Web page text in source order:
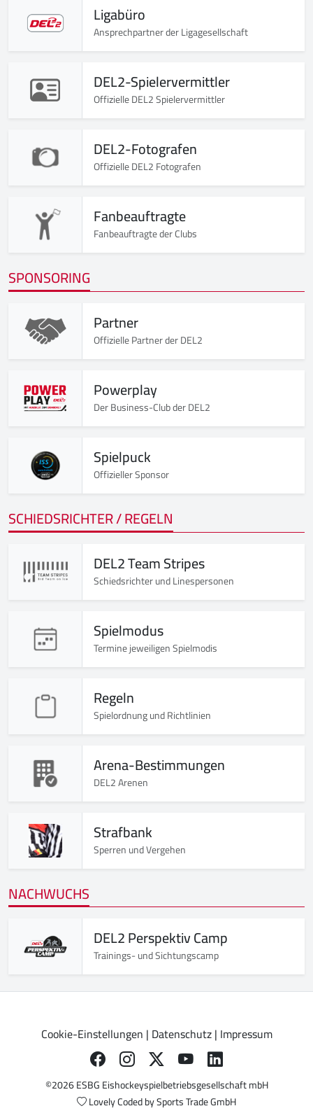
Ligabüro
Ansprechpartner der Ligagesellschaft
DEL2-Spielervermittler
Offizielle DEL2 Spielervermittler
DEL2-Fotografen
Offizielle DEL2 Fotografen
Fanbeauftragte
Fanbeauftragte der Clubs
SPONSORING
Partner
Offizielle Partner der DEL2
Powerplay
Der Business-Club der DEL2
Spielpuck
Offizieller Sponsor
SCHIEDSRICHTER / REGELN
DEL2 Team Stripes
Schiedsrichter und Linespersonen
Spielmodus
Termine jeweiligen Spielmodis
Regeln
Spielordnung und Richtlinien
Arena-Bestimmungen
DEL2 Arenen
Strafbank
Sperren und Vergehen
NACHWUCHS
DEL2 Perspektiv Camp
Trainings- und Sichtungscamp
Cookie-Einstellungen | Datenschutz| Impressum
©2026 ESBG Eishockeyspielbetriebsgesellschaft mbH
Lovely Coded bySports Trade GmbH